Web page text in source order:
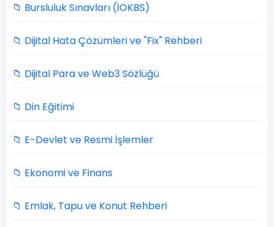
📁 Bursluluk Sınavları (İOKBS)
📁 Dijital Hata Çözümleri ve "Fix" Rehberi
📁 Dijital Para ve Web3 Sözlüğü
📁 Din Eğitimi
📁 E-Devlet ve Resmi İşlemler
📁 Ekonomi ve Finans
📁 Emlak, Tapu ve Konut Rehberi